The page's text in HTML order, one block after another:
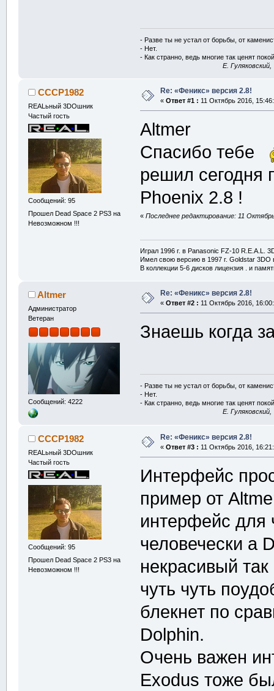
- Разве ты не устал от борьбы, от
- Нет.
- Как странно, ведь многие так ценят
E.
CCCP1982
REALьный 3DOшник
Частый гость
Сообщений: 95
Прошел Dead Space 2 PS3 на
Невозможном !!!
Re: «Феникс» версия 2.8!
« Ответ #1 : 11 Октябрь 2016,
Altmer
Спасибо тебе
решил сегодня
Phoenix 2.8 !
«Последнее редактирование: 11
Играл 1996 г. в Panasonic FZ-10 R.E.A.L.
Имел свою версию в 1997 г. Goldstar 3DO
В коллекции 5-6 дисков лицензия . и
Altmer
Администратор
Ветеран
Сообщений: 4222
Re: «Феникс» версия 2.8!
« Ответ #2 : 11 Октябрь 2016,
Знаешь когда
- Разве ты не устал от борьбы, от
- Нет.
- Как странно, ведь многие так ценят
E.
CCCP1982
REALьный 3DOшник
Частый гость
Сообщений: 95
Прошел Dead Space 2 PS3 на
Невозможном !!!
Re: «Феникс» версия 2.8!
« Ответ #3 : 11 Октябрь 2016,
Интерфейс
пример от
интерфейс для
человечески а
некрасивый
чуть чуть
блекнет по
Dolphin.
Очень важен
Exodus тоже